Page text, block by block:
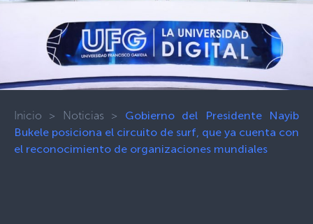
Inicio > Noticias > Gobierno del Presidente Nayib
Bukele posiciona el circuito de surf, que ya cuenta con
el reconocimiento de organizaciones mundiales